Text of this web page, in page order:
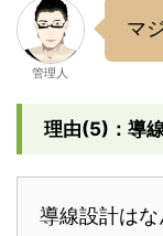
管理人
マ
理由(5)：導
導線設計は